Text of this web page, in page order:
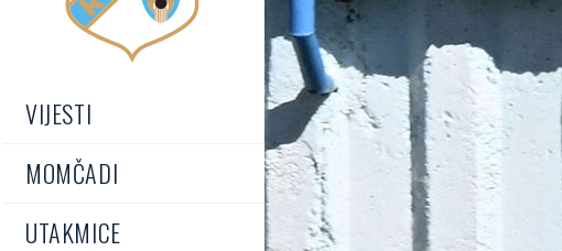
VIJESTI
MOMČADI
UTAKMICE